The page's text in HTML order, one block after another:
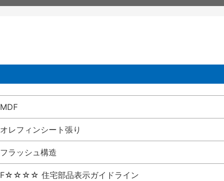
MDF
オレフィンシート張り
フラッシュ構造
F☆☆☆☆ 住宅部品表示ガイドライン